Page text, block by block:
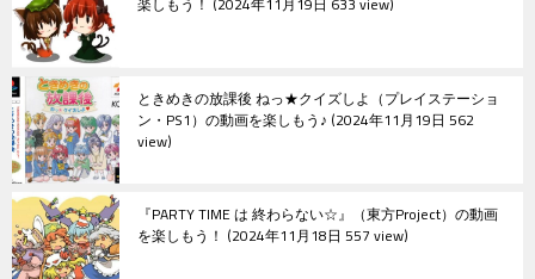
ときめきの放課後 ねっ★クイズしよ（プレイステーショ
ン・PS1）の動画を楽しもう♪ 2024年11月19日 562
view
『PARTY TIME は 終わらない☆』（東方Project）の動画
を楽しもう！ 2024年11月18日 557 view